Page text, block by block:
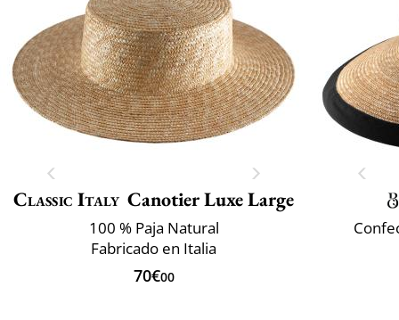
Classic Italy Canotier Luxe Large
100 % Paja Natural
Fabricado en Italia
70€00